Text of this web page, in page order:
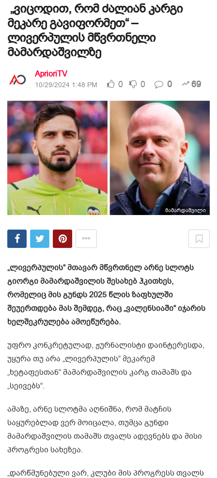
„ვიცოდით, რომ ძალიან კარგი
მეკარე გავიფორმეთ“ –
ლივერპულის მწვრთნელი
მამარდაშვილზე
AprioriTV
10/29/2024 1:48 PM 0 0 0 69
მამარდაშვილი
„ლივერპულის“ მთავარ მწვრთნელ არნე სლოტს
გიორგი მამარდაშვილის შესახებ ჰკითხეს,
რომელიც მის გუნდს 2025 წლის ზაფხულში
შეუერთდება მას შემდეგ, რაც „ვალენსიაში“ იჯარის
ხელშეკრულება ამოეწურება.
უფრო კონკრეტულად, ჟურნალისტი დაინტერესდა,
უყურა თუ არა „ლივერპულის“ მეკარემ
„ხეტაფესთან“ მამარდაშვილის კარგ თამაშს და
„სეივებს“.
ამაზე, არნე სლოტმა აღნიშნა, რომ მატჩის
საყურებლად ვერ მოიცალა, თუმცა გუნდი
მამარდაშვილის თამაშს თვალს ადევნებს და მისი
პროგრესი სახეზეა.
„დარწმუნებული ვარ, კლუბი მის პროგრესს თვალს